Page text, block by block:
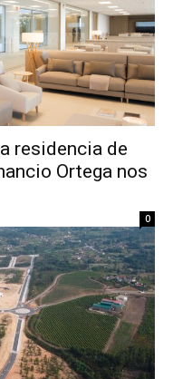
residencia de
Ortega nos
0